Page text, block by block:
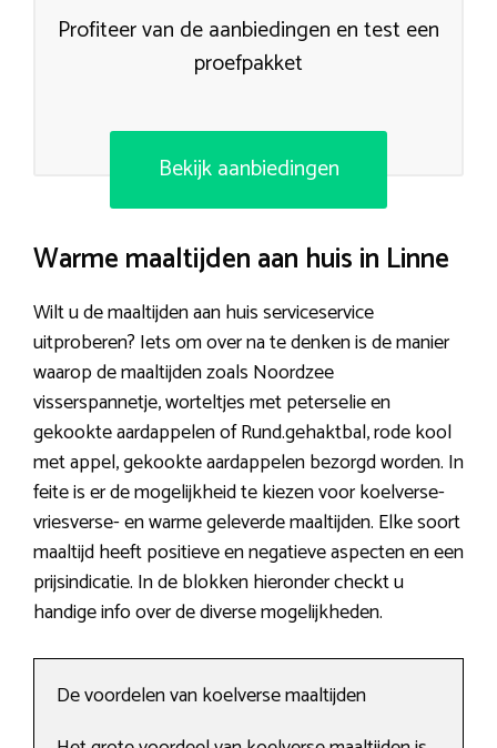
Profiteer van de aanbiedingen en test een
proefpakket
Bekijk aanbiedingen
Warme maaltijden aan huis in Linne
Wilt u de maaltijden aan huis serviceservice
uitproberen? Iets om over na te denken is de manier
waarop de maaltijden zoals Noordzee
visserspannetje, worteltjes met peterselie en
gekookte aardappelen of Rund.gehaktbal, rode kool
met appel, gekookte aardappelen bezorgd worden. In
feite is er de mogelijkheid te kiezen voor koelverse-
vriesverse- en warme geleverde maaltijden. Elke soort
maaltijd heeft positieve en negatieve aspecten en een
prijsindicatie. In de blokken hieronder checkt u
handige info over de diverse mogelijkheden.
De voordelen van koelverse maaltijden